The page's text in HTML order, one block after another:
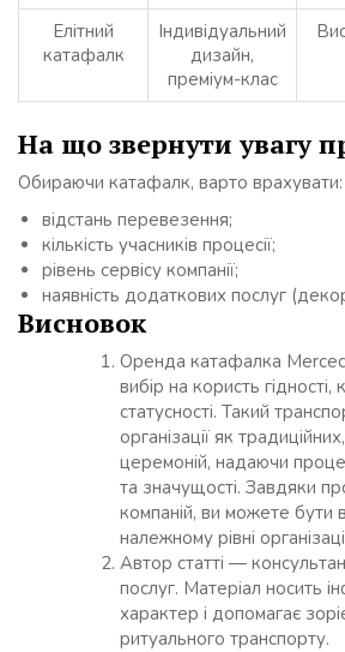
Елітний
катафалк
Індивідуальний
дизайн,
преміум-клас
На що звернути увагу
Обираючи катафалк, варто врахувати:
відстань перевезення;
кількість учасників процесії;
рівень сервісу компанії;
наявність додаткових послуг
Висновок
Оренда катафалка
вибір на користь
статусності. Такий
організації як
церемоній, надаючи
та значущості. Завдяки
компаній, ви можете бути
належному рівні
Автор статті —
послуг. Матеріал носить
характер і допомагає
ритуального транспорту.